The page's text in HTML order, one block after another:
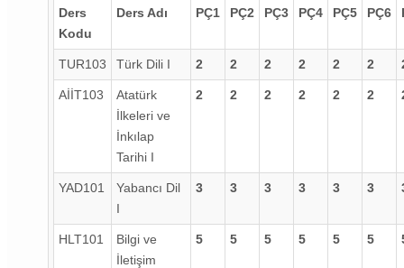
Ders
Kodu
Ders Adı PÇ1 PÇ2 PÇ3 PÇ4 PÇ5 PÇ6
TUR103 Türk Dili I 2 2 2 2 2 2
AİİT103
Atatürk
İlkeleri ve
İnkılap
Tarihi I
2 2 2 2 2 2
YAD101
Yabancı Dil
I
3 3 3 3 3 3
HLT101
Bilgi ve
İletişim
5 5 5 5 5 5